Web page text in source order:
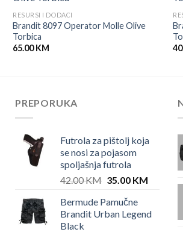
RESURSI I DODACI
Brandit 8097 Operator Molle Olive
Torbica
65.00KM
PREPORUKA
Futrola za pištolj koja
se nosi za pojasom
spoljašnja futrola
42.00KM Original
was:
42.00 KM.
35.00 KMCurrent
35.00
Bermude Pamučne
Brandit Urban Legend
Black